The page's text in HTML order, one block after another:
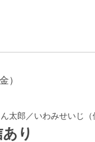
）
太郎／いわみせいじ
り